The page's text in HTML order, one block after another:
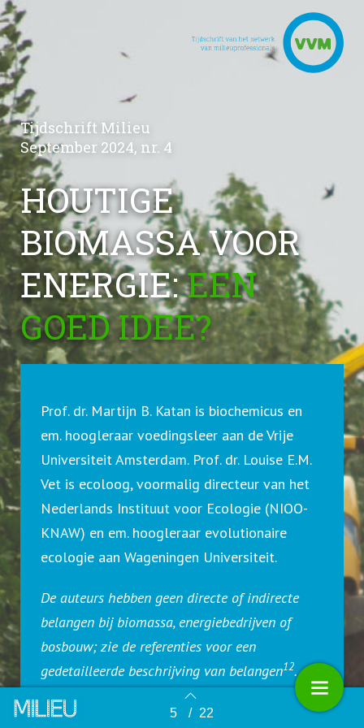
Terug naar overzicht 5 / 22
Tijdschrift Milieu
September 2024, nr. 4
HOUTIGE
BIOMASSA VOOR
ENERGIE:EEN
GOED IDEE?
Prof. dr. Martijn B. Katan is biochemicus en
em. hoogleraar voedingsleer aan de Vrije
Universiteit Amsterdam. Prof. dr. Louise E.M.
Vet is ecoloog, voormalig directeur van het
Nederlands Instituut voor Ecologie (NIOO-
KNAW) en em. hoogleraar evolutionaire
ecologie aan Wageningen Universiteit.
De auteurs hebben geen directe of indirecte
belangen bij biomassa, energiebedrijven of
bosbouw; zie de referenties voor een
gedetailleerde beschrijving van belangen12.